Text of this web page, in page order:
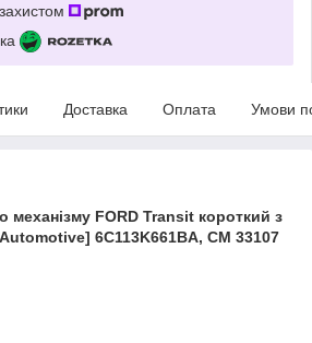
Доставка Оплата Умови
FORD Transit короткий з
6C113K661BA, CM 33107